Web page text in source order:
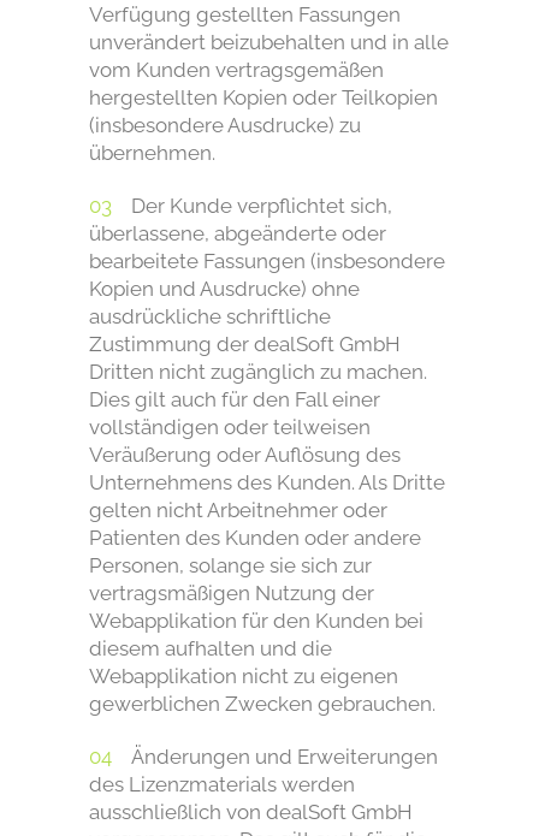
Verfügung gestellten Fassungen
unverändert beizubehalten und in alle
vom Kunden vertragsgemäßen
hergestellten Kopien oder Teilkopien
(insbesondere Ausdrucke) zu
übernehmen.
Der Kunde verpflichtet sich,
überlassene, abgeänderte oder
bearbeitete Fassungen (insbesondere
Kopien und Ausdrucke) ohne
ausdrückliche schriftliche
Zustimmung der dealSoft GmbH
Dritten nicht zugänglich zu machen.
Dies gilt auch für den Fall einer
vollständigen oder teilweisen
Veräußerung oder Auflösung des
Unternehmens des Kunden. Als Dritte
gelten nicht Arbeitnehmer oder
Patienten des Kunden oder andere
Personen, solange sie sich zur
vertragsmäßigen Nutzung der
Webapplikation für den Kunden bei
diesem aufhalten und die
Webapplikation nicht zu eigenen
gewerblichen Zwecken gebrauchen.
Änderungen und Erweiterungen
des Lizenzmaterials werden
ausschließlich von dealSoft GmbH